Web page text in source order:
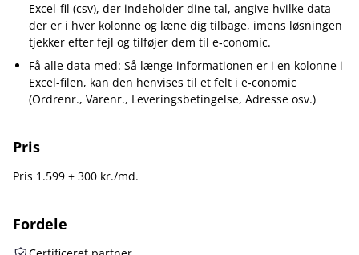
Excel-fil (csv), der indeholder dine tal, angive hvilke data
der er i hver kolonne og læne dig tilbage, imens løsningen
tjekker efter fejl og tilføjer dem til e‑conomic.
Få alle data med: Så længe informationen er i en kolonne i
Excel-filen, kan den henvises til et felt i e‑conomic
(Ordrenr., Varenr., Leveringsbetingelse, Adresse osv.)
Pris
Pris 1.599 + 300 kr./md.
Fordele